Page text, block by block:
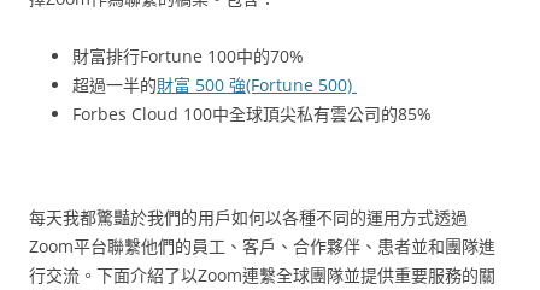
財富排行Fortune 100中的70%
超過一半的財富 500 強(Fortune 500)
Forbes Cloud 100中全球頂尖私有雲公司的85%
每天我都驚豔於我們的用戶如何以各種不同的運用方式透過
Zoom平台聯繫他們的員工、客戶、合作夥伴、患者並和團隊進
行交流。下面介紹了以Zoom連繫全球團隊並提供重要服務的關